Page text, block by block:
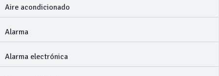
Aire acondicionado
Alarma
Alarma electrónica